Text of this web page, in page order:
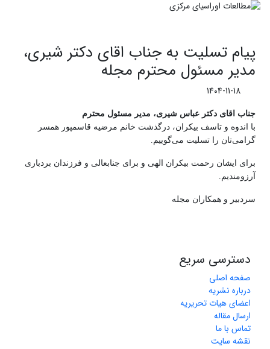
پیام تسلیت به جناب اقای دکتر شیری،
مدیر مسئول محترم مجله
1404-11-18
جناب اقای دکتر عباس شیری، مدیر مسئول محترم
با اندوه و تاسف بیکران، درگذشت خانم مرضیه قاسمپور همسر
گرامی‌تان را تسلیت می‌گوییم.
برای ایشان رحمت بیکران الهی و برای جنابعالی و فرزندان بردباری
آرزومندیم.
سردبیر و همکاران مجله
دسترسی سریع
صفحه اصلی
درباره نشریه
اعضای هیات تحریریه
ارسال مقاله
تماس با ما
نقشه سایت